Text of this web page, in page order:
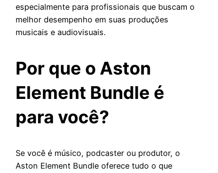
especialmente para profissionais que buscam o
melhor desempenho em suas produções
musicais e audiovisuais.
Por que o Aston
Element Bundle é
para você?
Se você é músico, podcaster ou produtor, o
Aston Element Bundle oferece tudo o que